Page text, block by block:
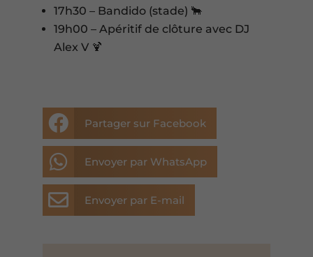
17h30 – Bandido (stade) 🐂
19h00 – Apéritif de clôture avec DJ
Alex V 🍹
 Partager sur Facebook
 Envoyer par WhatsApp
 Envoyer par E-mail